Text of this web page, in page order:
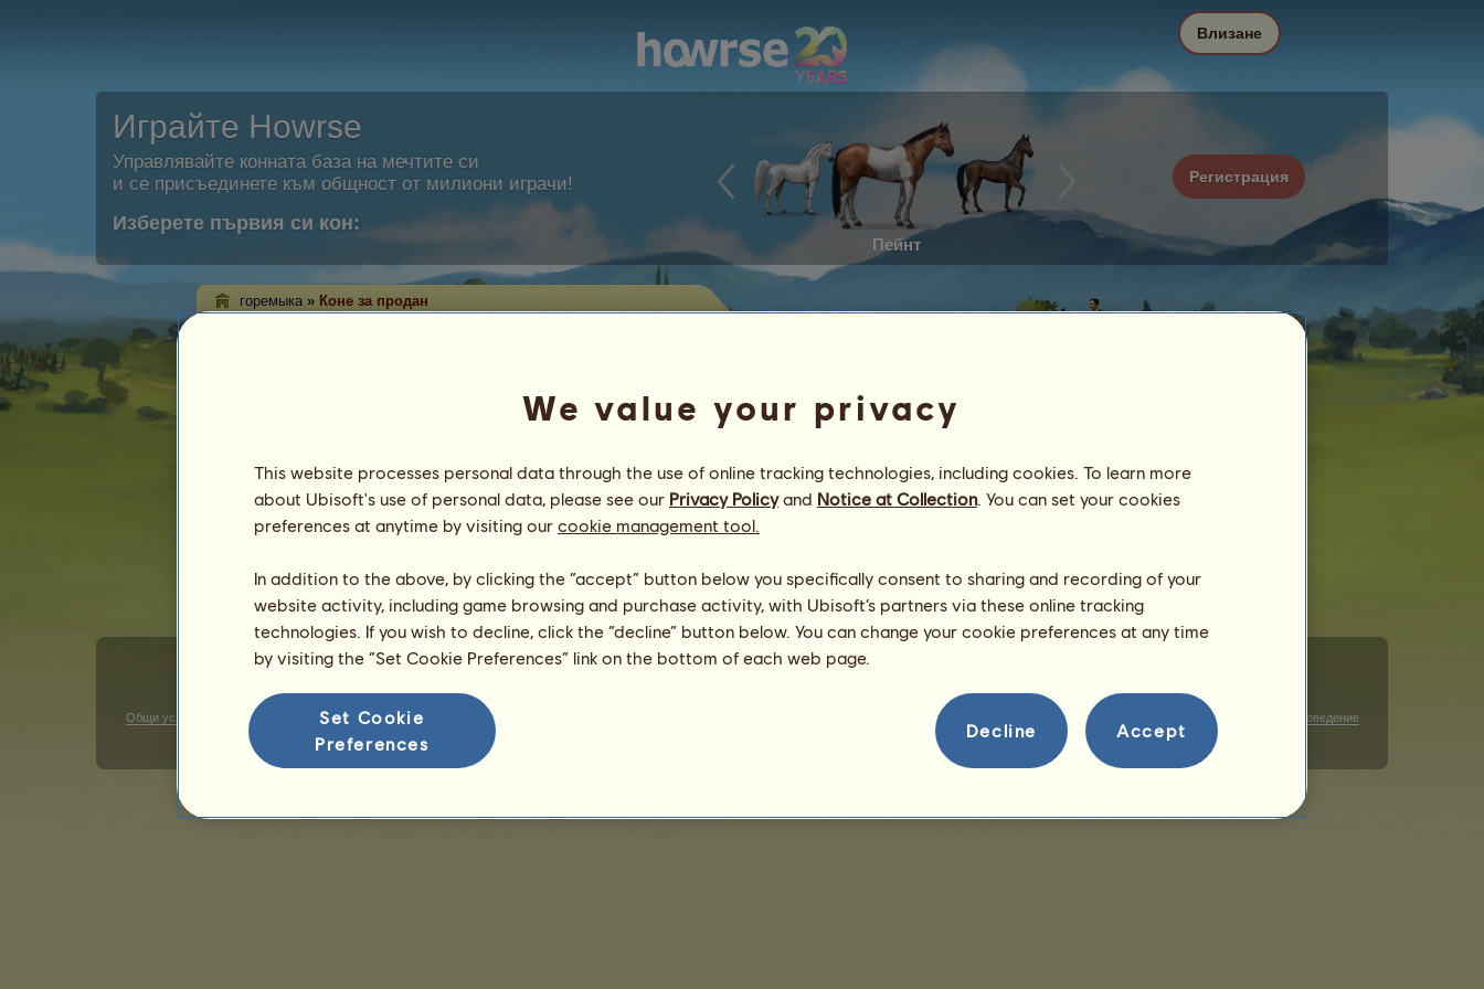
Играйте Howrse
Управлявайте конната база на мечтите си
и се присъединете към общност от милиони играчи!
Изберете първия си кон:
Пейнт
Регистрация
Влизане
горемыка» Коне за продан
Кон Характеристики
Постижения
Умения/Генетика
Предмети Дата Цена
Няма продажби за показване
Общи условия за ползване Декларация за поверителност Условия за продажби Юридически детайли Управление на бисквитки Правила за поведение
We value your privacy
This website processes personal data through the use of online tracking technologies, including cookies. To learn more
about Ubisoft's use of personal data, please see our Privacy Policyand Notice at Collection. You can set your cookies
preferences at anytime by visiting our cookie management tool.
In addition to the above, by clicking the “accept” button below you specifically consent to sharing and recording of your
website activity, including game browsing and purchase activity, with Ubisoft’s partners via these online tracking
technologies. If you wish to decline, click the “decline” button below. You can change your cookie preferences at any time
by visiting the “Set Cookie Preferences” link on the bottom of each web page.
Set Cookie
Preferences
Decline Accept